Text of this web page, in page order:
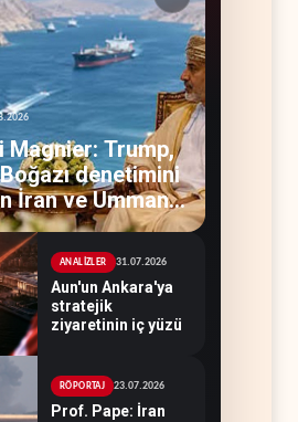
Magnier: Trump,
denetimini
İran ve Umman'a
ANALİZLER 31.07.2026
Aun'un Ankara'ya
stratejik
ziyaretinin iç yüzü
RÖPORTAJ 23.07.2026
Prof. Pape: İran